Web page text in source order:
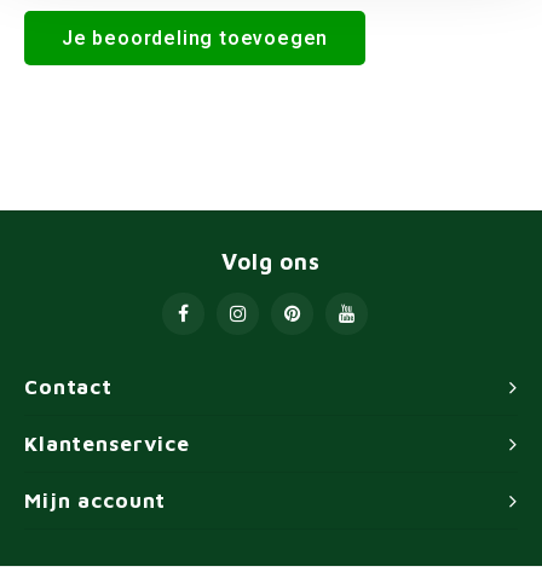
Je beoordeling toevoegen
Contact
Volg ons
Klantenservice
Mijn account